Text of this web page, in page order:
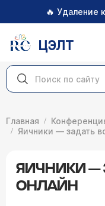
🔥 Удаление
ЦЭЛТ
Главная
Яичники — задать
ЯИЧНИКИ —
ОНЛАЙН